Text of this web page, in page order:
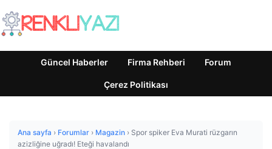
Güncel Haberler Firma Rehberi Forum
Çerez Politikası
Ana sayfa › Forumlar › Magazin › Spor spiker Eva Murati rüzgarın
azizliğine uğradı! Eteği havalandı